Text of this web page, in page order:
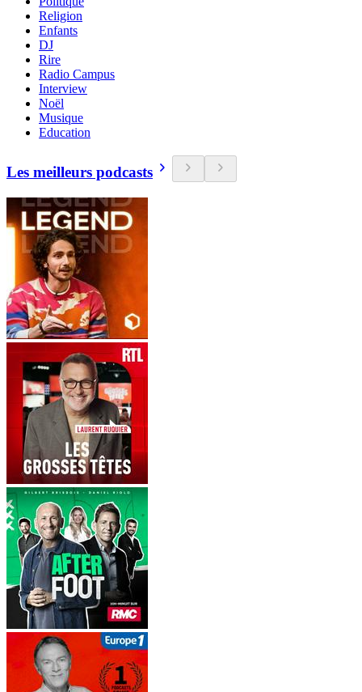
Religion
Enfants
DJ
Rire
Radio Campus
Interview
Noël
Musique
Education
Les meilleurs podcasts